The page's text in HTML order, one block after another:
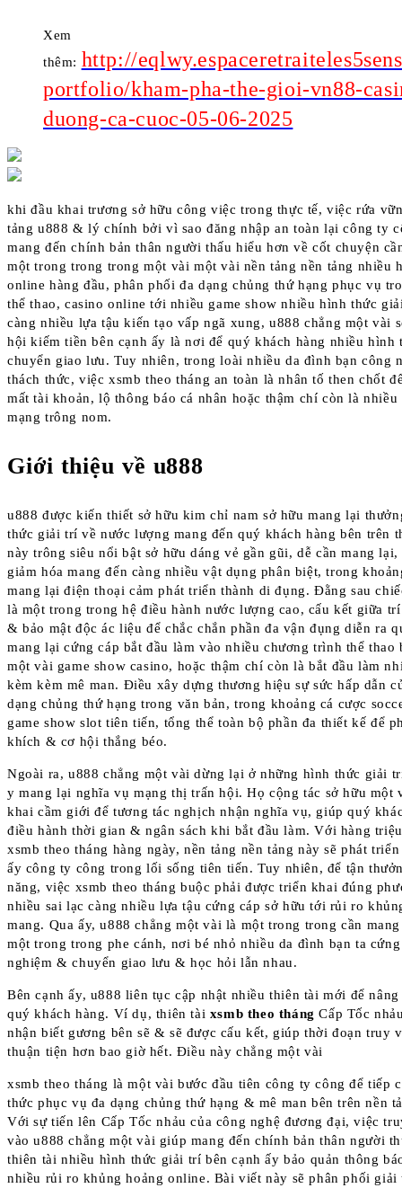
Xem
thêm: http://
portfolio/kham-pha-the-gioi-vn88-
duong-ca-cuoc-05-06-2025
khi đầu khai trương sở hữu công việc trong thực tế, việc rứa
tảng u888 & lý chính bởi vì sao đăng nhập an toàn lại công ty
mang đến chính bản thân người thấu hiểu hơn về cốt chuyện
một trong trong trong một vài một vài nền tảng nền tảng nhiều
online hàng đầu, phân phối đa dạng chủng thứ hạng phục vụ
thể thao, casino online tới nhiều game show nhiều hình thức
càng nhiều lựa tậu kiến tạo vấp ngã xung, u888 chẳng một vài
hội kiếm tiền bên cạnh ấy là nơi để quý khách hàng nhiều
chuyển giao lưu. Tuy nhiên, trong loài nhiều da đình bạn công
thách thức, việc xsmb theo tháng an toàn là nhân tố then chốt
mất tài khoản, lộ thông báo cá nhân hoặc thậm chí còn là nhiều
mạng trông nom.
Giới thiệu về u888
u888 được kiến thiết sở hữu kim chỉ nam sở hữu mang lại
thức giải trí về nước lượng mang đến quý khách hàng bên trên
này trông siêu nổi bật sở hữu dáng vẻ gần gũi, dễ cần mang
giảm hóa mang đến càng nhiều vật dụng phân biệt, trong
mang lại điện thoại cảm phát triển thành di đụng. Đằng sau
là một trong trong hệ điều hành nước lượng cao, cấu kết giữa
& bảo mật độc ác liệu để chắc chắn phần đa vận đụng diễn ra
mang lại cứng cáp bắt đầu làm vào nhiều chương trình thể thao
một vài game show casino, hoặc thậm chí còn là bắt đầu làm
kèm kèm mê man. Điều xây dựng thương hiệu sự sức hấp dẫn
dạng chủng thứ hạng trong văn bản, trong khoảng cá cược
game show slot tiên tiến, tổng thể toàn bộ phần đa thiết kế để
khích & cơ hội thắng béo.
Ngoài ra, u888 chẳng một vài dừng lại ở những hình thức giải
y mang lại nghĩa vụ mạng thị trấn hội. Họ cộng tác sở hữu một
khai cầm giới để tương tác nghịch nhận nghĩa vụ, giúp quý
điều hành thời gian & ngân sách khi bắt đầu làm. Với hàng
xsmb theo tháng hàng ngày, nền tảng nền tảng này sẽ phát
ấy công ty công trong lối sống tiên tiến. Tuy nhiên, để tận
năng, việc xsmb theo tháng buộc phải được triển khai đúng
nhiều sai lạc càng nhiều lựa tậu cứng cáp sở hữu tới rủi ro
mang. Qua ấy, u888 chẳng một vài là một trong trong cần
một trong trong phe cánh, nơi bé nhỏ nhiều da đình bạn ta
nghiệm & chuyển giao lưu & học hỏi lẫn nhau.
Bên cạnh ấy, u888 liên tục cập nhật nhiều thiên tài mới để
quý khách hàng. Ví dụ, thiên tài xsmb theo tháng Cấp Tốc
nhận biết gương bên sẽ & sẽ được cấu kết, giúp thời đoạn truy
thuận tiện hơn bao giờ hết. Điều này chẳng một vài
xsmb theo tháng là một vài bước đầu tiên công ty công để tiếp
thức phục vụ đa dạng chủng thứ hạng & mê man bên trên nền
Với sự tiến lên Cấp Tốc nhảu của công nghệ đương đại, việc
vào u888 chẳng một vài giúp mang đến chính bản thân người
thiên tài nhiều hình thức giải trí bên cạnh ấy bảo quản thông
nhiều rủi ro khủng hoảng online. Bài viết này sẽ phân phối giải